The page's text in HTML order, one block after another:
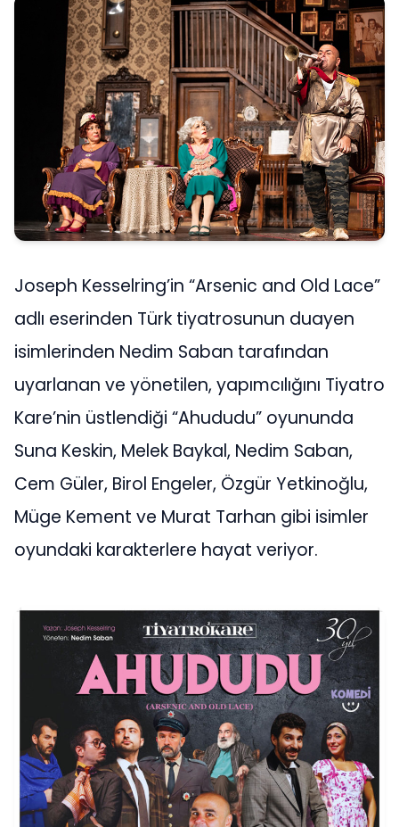
Joseph Kesselring’in “Arsenic and Old Lace”
adlı eserinden Türk tiyatrosunun duayen
isimlerinden Nedim Saban tarafından
uyarlanan ve yönetilen, yapımcılığını Tiyatro
Kare’nin üstlendiği “Ahududu” oyununda
Suna Keskin, Melek Baykal, Nedim Saban,
Cem Güler, Birol Engeler, Özgür Yetkinoğlu,
Müge Kement ve Murat Tarhan gibi isimler
oyundaki karakterlere hayat veriyor.